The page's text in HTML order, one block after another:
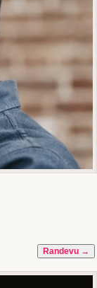
Randevu →